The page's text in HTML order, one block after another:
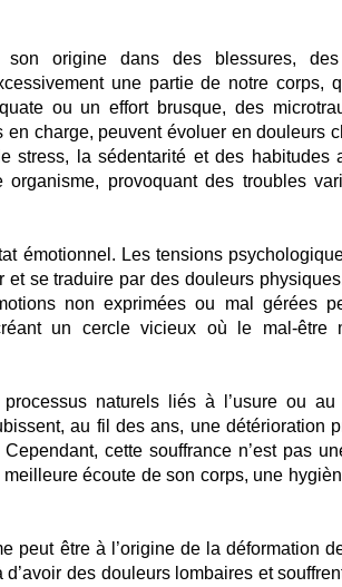
son origine dans des blessures,
une partie de notre corps,
ou un effort brusque, des
en charge, peuvent évoluer en douleurs
stress, la sédentarité et des habitudes
provoquant des troubles
émotionnel. Les tensions
se traduire par des douleurs
non exprimées ou mal gérées
un cercle vicieux où le mal-être
naturels liés à l’usure ou au
au fil des ans, une détérioration
cette souffrance n’est pas
écoute de son corps, une
peut être à l’origine de la déformation
des douleurs lombaires et